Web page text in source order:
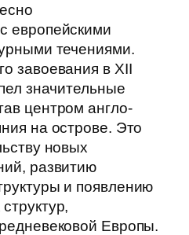
европейскими
течениями.
завоевания в XII
значительные
центром англо-
на острове. Это
новых
развитию
и появлению
Европы.